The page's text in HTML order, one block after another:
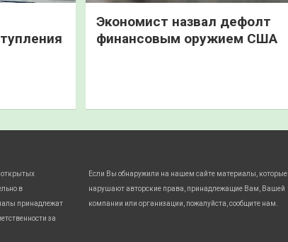
Экономист назвал дефолт
финансовым оружием США
открытых
в
принадлежат
за
Если Вы обнаружили на нашем сайте материалы, которые
нарушают авторские права, принадлежащие Вам, Вашей
компании или организации, пожалуйста, сообщите нам.